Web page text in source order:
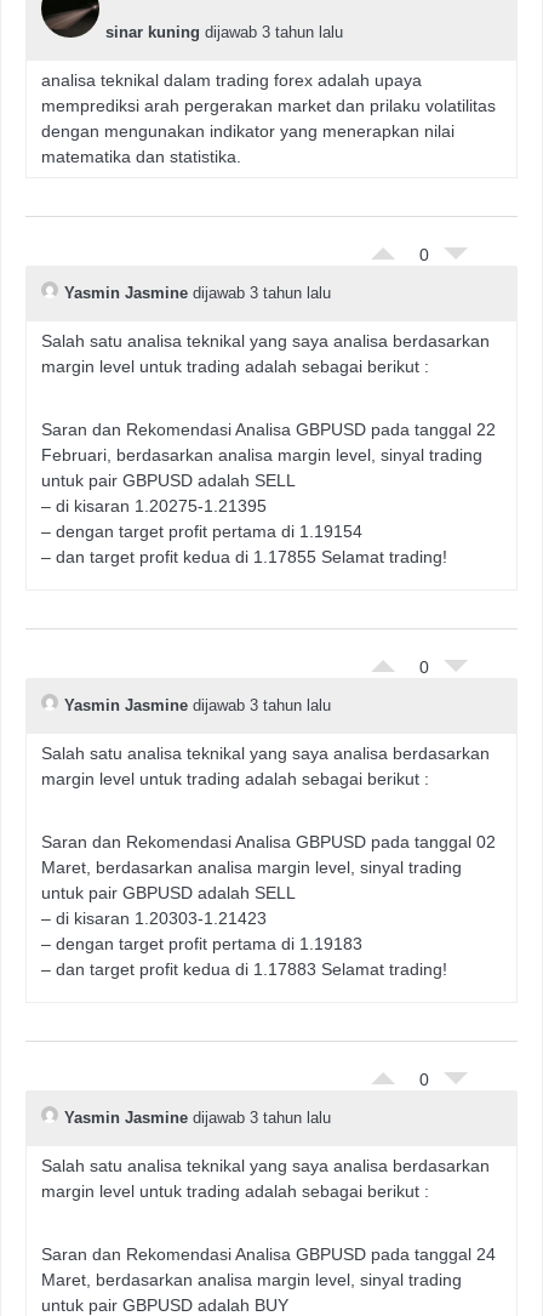
sinar kuning dijawab 3 tahun lalu
analisa teknikal dalam trading forex adalah upaya
memprediksi arah pergerakan market dan prilaku volatilitas
dengan mengunakan indikator yang menerapkan nilai
matematika dan statistika.
0
Yasmin Jasmine dijawab 3 tahun lalu
Salah satu analisa teknikal yang saya analisa berdasarkan
margin level untuk trading adalah sebagai berikut :
Saran dan Rekomendasi Analisa GBPUSD pada tanggal 22
Februari, berdasarkan analisa margin level, sinyal trading
untuk pair GBPUSD adalah SELL
– di kisaran 1.20275-1.21395
– dengan target profit pertama di 1.19154
– dan target profit kedua di 1.17855 Selamat trading!
0
Yasmin Jasmine dijawab 3 tahun lalu
Salah satu analisa teknikal yang saya analisa berdasarkan
margin level untuk trading adalah sebagai berikut :
Saran dan Rekomendasi Analisa GBPUSD pada tanggal 02
Maret, berdasarkan analisa margin level, sinyal trading
untuk pair GBPUSD adalah SELL
– di kisaran 1.20303-1.21423
– dengan target profit pertama di 1.19183
– dan target profit kedua di 1.17883 Selamat trading!
0
Yasmin Jasmine dijawab 3 tahun lalu
Salah satu analisa teknikal yang saya analisa berdasarkan
margin level untuk trading adalah sebagai berikut :
Saran dan Rekomendasi Analisa GBPUSD pada tanggal 24
Maret, berdasarkan analisa margin level, sinyal trading
untuk pair GBPUSD adalah BUY